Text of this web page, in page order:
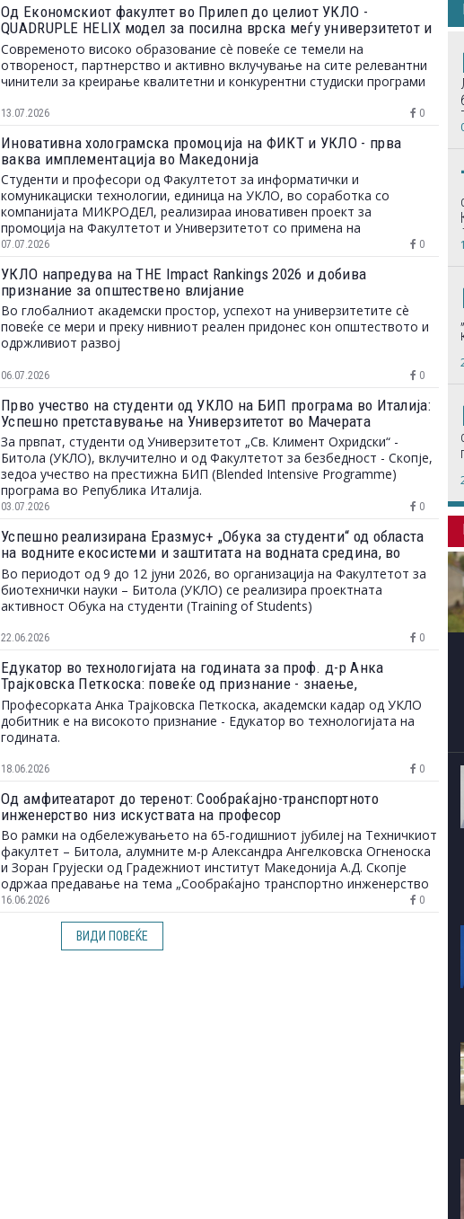
Од Економскиот факултет во Прилеп до целиот УКЛО -
QUADRUPLE HELIX модел за посилна врска меѓу универзитетот и
пазарот на трудот
Современото високо образование сè повеќе се темели на
отвореност, партнерство и активно вклучување на сите релевантни
чинители за креирање квалитетни и конкурентни студиски програми
13.07.2026 0
Иновативна холограмска промоција на ФИКТ и УКЛО - прва
ваква имплементација во Македонија
Студенти и професори од Факултетот за информатички и
комуникациски технологии, единица на УКЛО, во соработка со
компанијата МИКРОДЕЛ, реализираа иновативен проект за
промоција на Факултетот и Универзитетот со примена на
холограмска технологија.
07.07.2026 0
УКЛО напредува на THE Impact Rankings 2026 и добива
признание за општествено влијание
Во глобалниот академски простор, успехот на универзитетите сè
повеќе се мери и преку нивниот реален придонес кон општеството и
одржливиот развој
06.07.2026 0
Прво учество на студенти од УКЛО на БИП програма во Италија:
Успешно претставување на Универзитетот во Мачерата
За првпат, студенти од Универзитетот „Св. Климент Охридски“ -
Битола (УКЛО), вклучително и од Факултетот за безбедност - Скопје,
зедоа учество на престижна БИП (Blended Intensive Programme)
програма во Република Италија.
03.07.2026 0
Успешно реализирана Еразмус+ „Обука за студенти“ од областа
на водните екосистеми и заштитата на водната средина, во
организација на Факултетот за биотехнички науки - Битола
(УКЛО)
Во периодот од 9 до 12 јуни 2026, во организација на Факултетот за
биотехнички науки – Битола (УКЛО) се реализира проектната
активност Обука на студенти (Training of Students)
22.06.2026 0
Едукатор во технологијата на годината за проф. д-р Анка
Трајковска Петкоска: повеќе од признание - знаење,
посветеност и верба во младите
Професорката Анка Трајковска Петкоска, академски кадар од УКЛО
добитник е на високото признание - Едукатор во технологијата на
годината.
18.06.2026 0
Од амфитеатарот до теренот: Сообраќајно-транспортното
инженерство низ искуствата на професор
Во рамки на одбележувањето на 65-годишниот јубилеј на Техничкиот
факултет – Битола, алумните м-р Александра Ангелковска Огненоска
и Зоран Грујески од Градежниот институт Македонија А.Д. Скопје
одржаа предавање на тема „Сообраќајно транспортно инженерство
– од теорија до пракса“.
16.06.2026 0
ВИДИ ПОВЕЌЕ